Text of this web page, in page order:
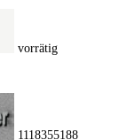
vorrätig
1118355188